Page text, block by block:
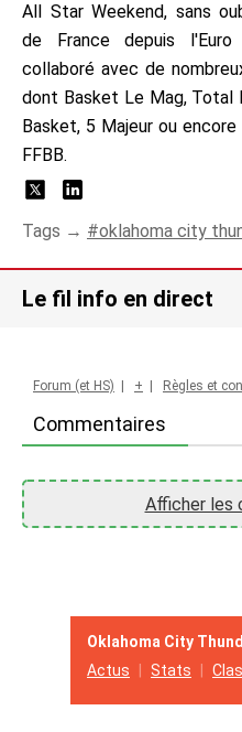
All Star Weekend, sans
de France depuis
collaboré avec de
dont Basket Le Mag, Total
Basket, 5 Majeur ou
FFBB.
Tags → oklahoma city
Le fil info en direct
Commentaires
Forum (et HS) + Règles et
Afficher les
Oklahoma City
Actus
Stats